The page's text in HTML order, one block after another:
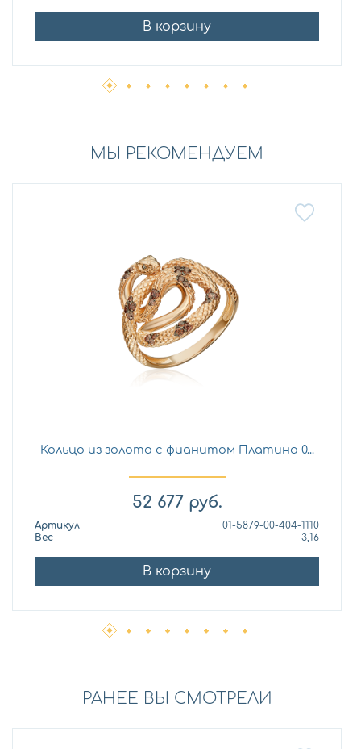
В корзину
МЫ РЕКОМЕНДУЕМ
Кольцо из золота с фианитом Платина 0...
52 677 руб.
Артикул
01-5879-00-404-1110
Вес
3,16
В корзину
РАНЕЕ ВЫ СМОТРЕЛИ